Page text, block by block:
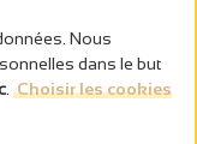
à consommer avec
Nous
dans le but
Choisir les cookies